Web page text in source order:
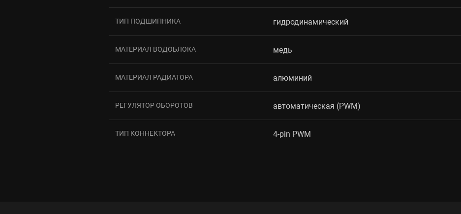
ТИП ПОДШИПНИКА гидродинамический
МАТЕРИАЛ ВОДОБЛОКА медь
МАТЕРИАЛ РАДИАТОРА алюминий
РЕГУЛЯТОР ОБОРОТОВ автоматическая (PWM)
ТИП КОННЕКТОРА 4-pin PWM